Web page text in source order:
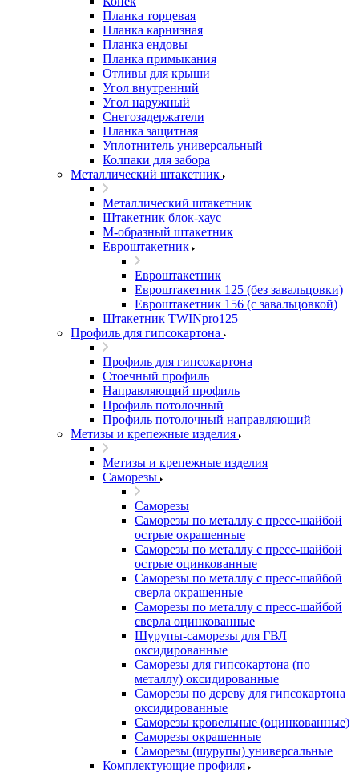
Планка торцевая
Планка карнизная
Планка ендовы
Планка примыкания
Отливы для крыши
Угол внутренний
Угол наружный
Снегозадержатели
Планка защитная
Уплотнитель универсальный
Колпаки для забора
Металлический штакетник
Металлический штакетник
Штакетник блок-хаус
М-образный штакетник
Евроштакетник
Евроштакетник
Евроштакетник 125 (без завальцовки)
Евроштакетник 156 (с завальцовкой)
Штакетник TWINpro125
Профиль для гипсокартона
Профиль для гипсокартона
Стоечный профиль
Направляющий профиль
Профиль потолочный
Профиль потолочный направляющий
Метизы и крепежные изделия
Метизы и крепежные изделия
Саморезы
Саморезы
Саморезы по металлу с пресс-шайбой
острые окрашенные
Саморезы по металлу с пресс-шайбой
острые оцинкованные
Саморезы по металлу с пресс-шайбой
сверла окрашенные
Саморезы по металлу с пресс-шайбой
сверла оцинкованные
Шурупы-саморезы для ГВЛ
оксидированные
Саморезы для гипсокартона (по
металлу) оксидированные
Саморезы по дереву для гипсокартона
оксидированные
Саморезы кровельные (оцинкованные)
Саморезы окрашенные
Саморезы (шурупы) универсальные
Комплектующие профиля